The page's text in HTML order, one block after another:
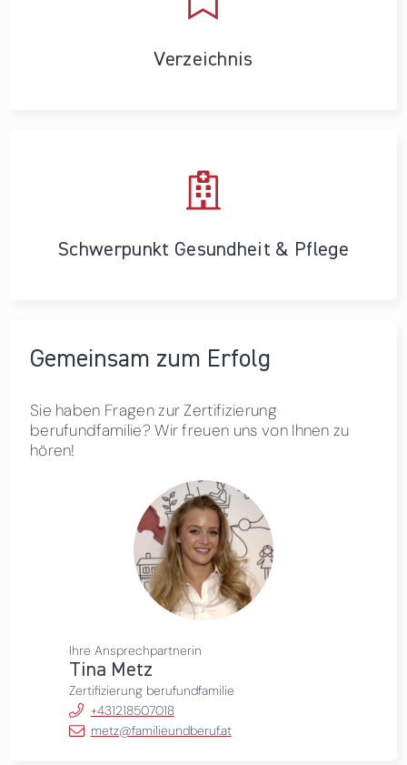
Verzeichnis
Schwerpunkt Gesundheit & Pflege
Gemeinsam zum Erfolg
Sie haben Fragen zur Zertifizierung
berufundfamilie? Wir freuen uns von Ihnen zu
hören!
Ihre Ansprechpartnerin
Tina Metz
Zertifizierung berufundfamilie
+431218507018
metz@familieundberuf.at